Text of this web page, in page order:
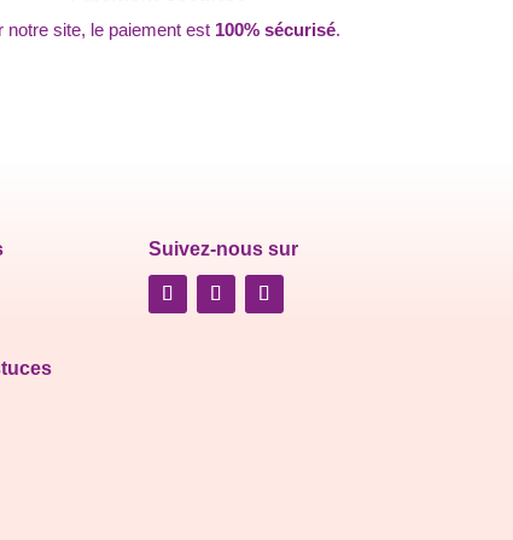
notre site, le paiement est 100% sécurisé.
Suivez-nous sur